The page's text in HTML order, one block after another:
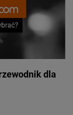
dla